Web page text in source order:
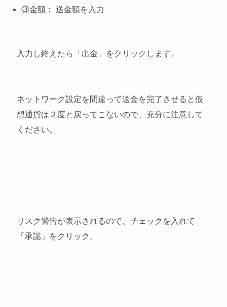
③金額： 送金額を入力
入力し終えたら「出金」をクリックします。
ネットワーク設定を間違って送金を完了させると仮
想通貨は２度と戻ってこないので、充分に注意して
ください。
リスク警告が表示されるので、チェックを入れて
「承認」をクリック。